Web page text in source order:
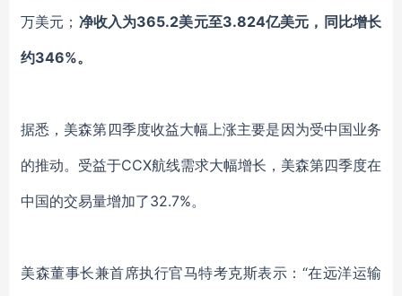
万美元 ； 净收入为365.2美元至3.824亿美元 ，同比增长
约346%。
据悉，美森第四季度收益大幅上涨主要是因为受中国业务
的推动。受益于CCX航线需求大幅增长，美森第四季度在
中国的交易量增加了32.7%。
美森董事长兼首席执行官马特考克斯表示： “在远洋运输